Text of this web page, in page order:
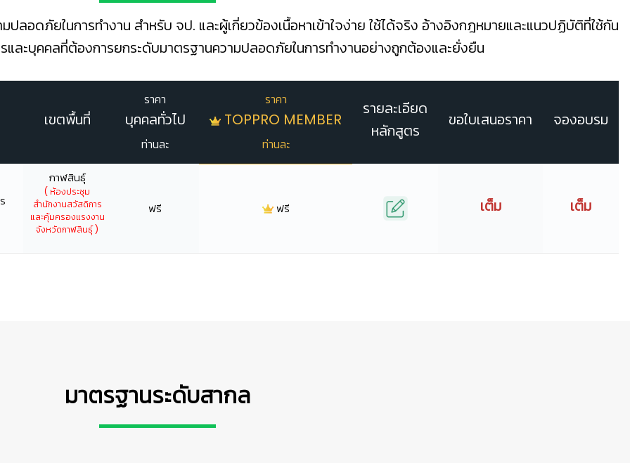
ลอดภัยในการทำงาน สำหรับ จป. และผู้เกี่ยวข้องเนื้อหาเข้าใจง่าย ใช้ได้จริง อ้างอิงกฎหมายและแนวปฏิบัติที่ใช้กัน
และบุคคลที่ต้องการยกระดับมาตรฐานความปลอดภัยในการทำงานอย่างถูกต้องและยั่งยืน
เขตพื้นที่
ราคา
บุคคลทั่วไป
ท่านละ
ราคา
TOPPRO MEMBER
ท่านละ
รายละเอียด
หลักสูตร
ขอใบเสนอราคา จองอบรม
กาฬสินธุ์
( ห้องประชุม
สำนักงานสวัสดิการ
และคุ้มครองแรงงาน
จังหวัดกาฬสินธุ์ )
ฟรี ฟรี เต็ม เต็ม
มาตรฐานระดับสากล